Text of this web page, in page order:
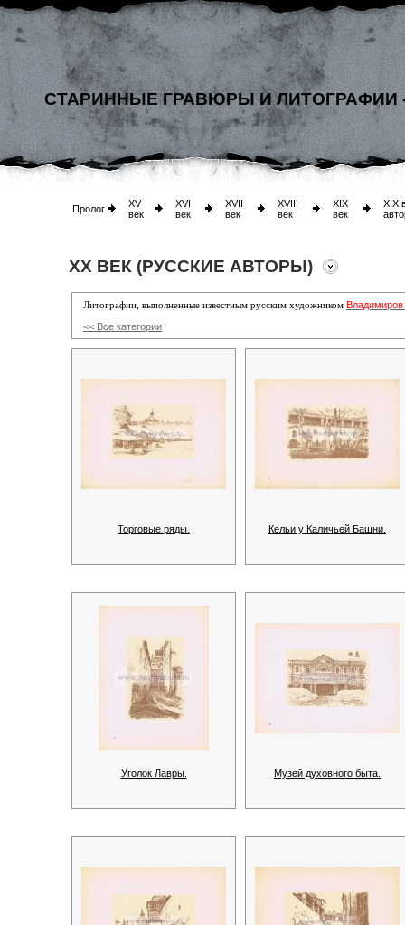
СТАРИННЫЕ ГРАВЮРЫ И ЛИТОГРАФИИ
Пролог
XV
век
XVI
век
XVII
век
XVIII
век
XIX
век
XIX
XX ВЕК (РУССКИЕ АВТОРЫ)
Литографии, выполненные известным русским художником
<< Все категории
Торговые ряды. Кельи у Каличьей Башни.
Уголок Лавры. Музей духовного быта.